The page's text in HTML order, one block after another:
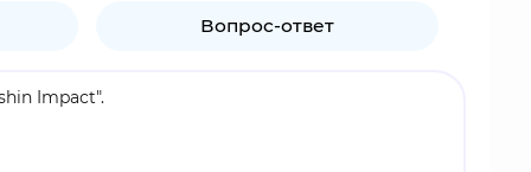
Вопрос-ответ
Impact".